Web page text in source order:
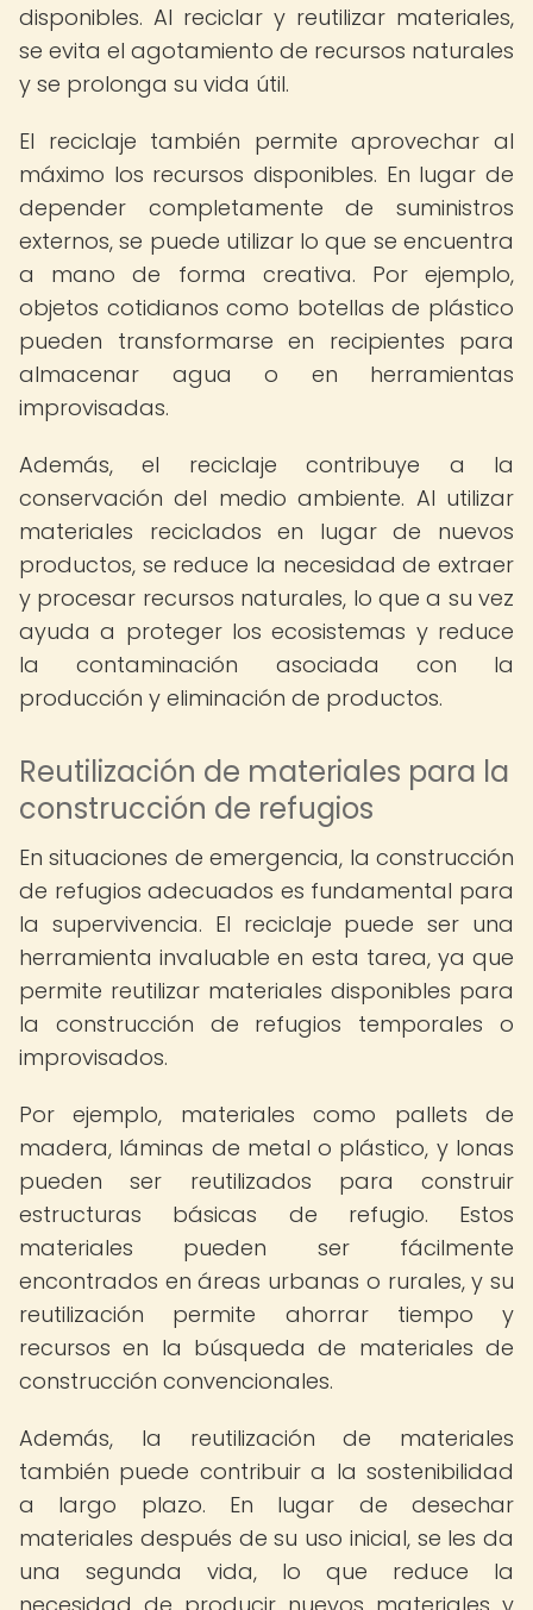
disponibles. Al reciclar y reutilizar materiales,
se evita el agotamiento de recursos naturales
y se prolonga su vida útil.
El reciclaje también permite aprovechar al
máximo los recursos disponibles. En lugar de
depender completamente de suministros
externos, se puede utilizar lo que se encuentra
a mano de forma creativa. Por ejemplo,
objetos cotidianos como botellas de plástico
pueden transformarse en recipientes para
almacenar agua o en herramientas
improvisadas.
Además, el reciclaje contribuye a la
conservación del medio ambiente. Al utilizar
materiales reciclados en lugar de nuevos
productos, se reduce la necesidad de extraer
y procesar recursos naturales, lo que a su vez
ayuda a proteger los ecosistemas y reduce
la contaminación asociada con la
producción y eliminación de productos.
Reutilización de materiales para la
construcción de refugios
En situaciones de emergencia, la construcción
de refugios adecuados es fundamental para
la supervivencia. El reciclaje puede ser una
herramienta invaluable en esta tarea, ya que
permite reutilizar materiales disponibles para
la construcción de refugios temporales o
improvisados.
Por ejemplo, materiales como pallets de
madera, láminas de metal o plástico, y lonas
pueden ser reutilizados para construir
estructuras básicas de refugio. Estos
materiales pueden ser fácilmente
encontrados en áreas urbanas o rurales, y su
reutilización permite ahorrar tiempo y
recursos en la búsqueda de materiales de
construcción convencionales.
Además, la reutilización de materiales
también puede contribuir a la sostenibilidad
a largo plazo. En lugar de desechar
materiales después de su uso inicial, se les da
una segunda vida, lo que reduce la